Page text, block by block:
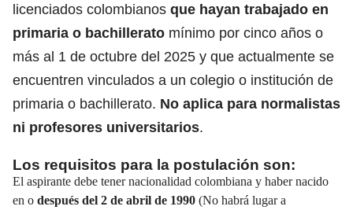
licenciados colombianos que hayan trabajado en
primaria o bachillerato mínimo por cinco años o
más al 1 de octubre del 2025 y que actualmente se
encuentren vinculados a un colegio o institución de
primaria o bachillerato. No aplica para normalistas
ni profesores universitarios.
Los requisitos para la postulación son:
El aspirante debe tener nacionalidad colombiana y haber nacido
en o después del 2 de abril de 1990 (No habrá lugar a